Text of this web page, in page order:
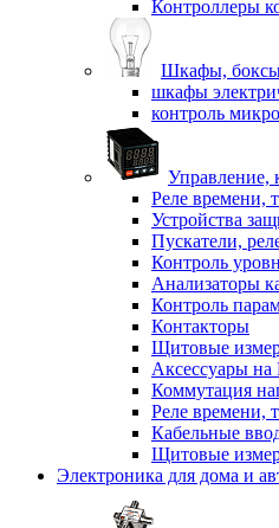
Контроллеры
Шкафы,
шкафы
контроль
Управление,
Реле времени,
Устройства
Пускатели,
Контроль
Анализаторы
Контроль
Контакторы
Щитовые
Аксессуары
Коммутация
Реле времени,
Кабельные
Щитовые
Электроника для дома и